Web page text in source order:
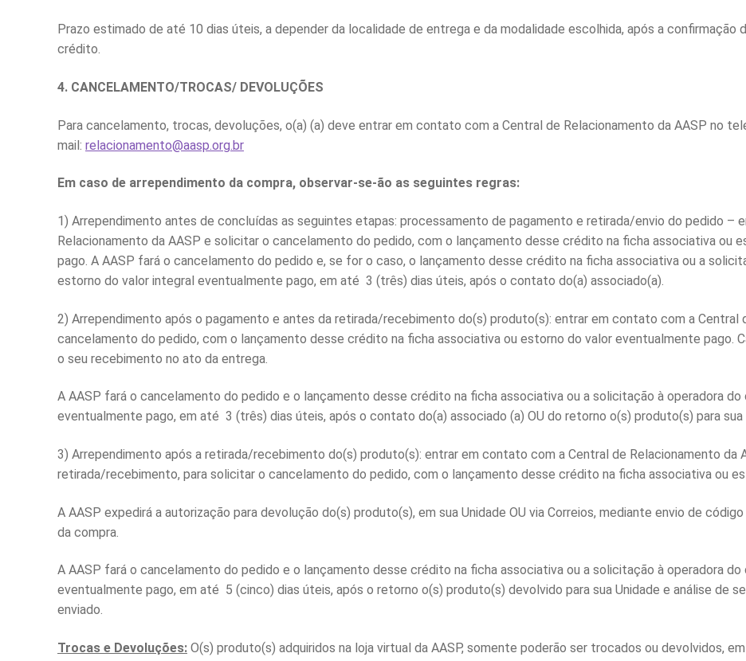
Prazo estimado de até 10 dias úteis, a depender da localidade de entrega e da modalidade escolhida, após a
crédito.
4. CANCELAMENTO/TROCAS/ DEVOLUÇÕES
Para cancelamento, trocas, devoluções, o(a) (a) deve entrar em contato com a Central de Relacionamento da AASP no
mail: relacionamento@aasp.org.br
Em caso de arrependimento da compra, observar-se-ão as seguintes regras:
1) Arrependimento antes de concluídas as seguintes etapas: processamento de pagamento e retirada/envio do pedido –
Relacionamento da AASP e solicitar o cancelamento do pedido, com o lançamento desse crédito na ficha associativa ou
pago. A AASP fará o cancelamento do pedido e, se for o caso, o lançamento desse crédito na ficha associativa ou a
estorno do valor integral eventualmente pago, em até 3 (três) dias úteis, após o contato do(a) associado(a).
2) Arrependimento após o pagamento e antes da retirada/recebimento do(s) produto(s): entrar em contato com a Central
cancelamento do pedido, com o lançamento desse crédito na ficha associativa ou estorno do valor eventualmente pago.
o seu recebimento no ato da entrega.
A AASP fará o cancelamento do pedido e o lançamento desse crédito na ficha associativa ou a solicitação à operadora
eventualmente pago, em até 3 (três) dias úteis, após o contato do(a) associado (a) OU do retorno o(s) produto(s) para sua
3) Arrependimento após a retirada/recebimento do(s) produto(s): entrar em contato com a Central de Relacionamento da
retirada/recebimento, para solicitar o cancelamento do pedido, com o lançamento desse crédito na ficha associativa ou
A AASP expedirá a autorização para devolução do(s) produto(s), em sua Unidade OU via Correios, mediante envio de
da compra.
A AASP fará o cancelamento do pedido e o lançamento desse crédito na ficha associativa ou a solicitação à operadora
eventualmente pago, em até 5 (cinco) dias úteis, após o retorno o(s) produto(s) devolvido para sua Unidade e análise de
enviado.
Trocas e Devoluções: O(s) produto(s) adquiridos na loja virtual da AASP, somente poderão ser trocados ou devolvidos,